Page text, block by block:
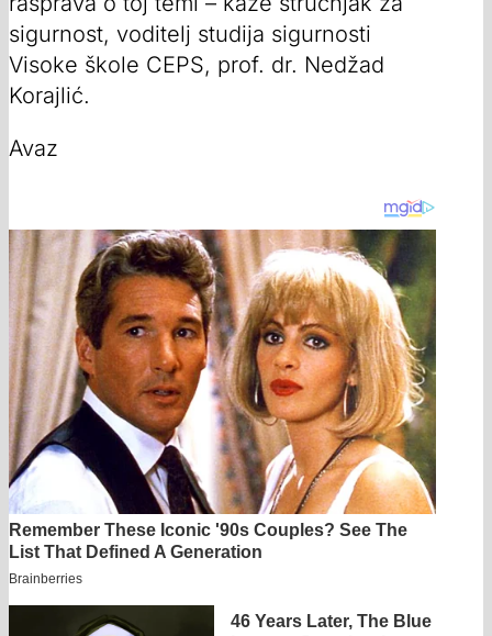
sigurnost, voditelj studija sigurnosti
Visoke škole CEPS, prof. dr. Nedžad
Korajlić.
Avaz